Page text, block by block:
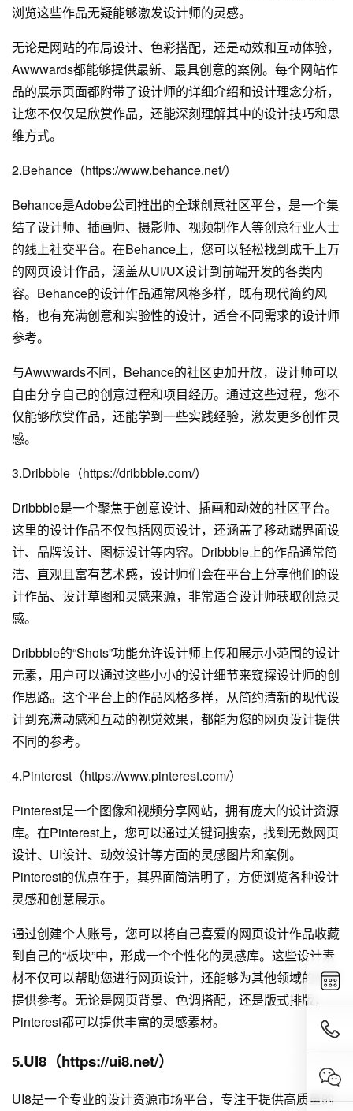
浏览这些作品无疑能够激发设计师的灵感。
无论是网站的布局设计、色彩搭配，还是动效和互动体验，
Awwwards都能够提供最新、最具创意的案例。每个网站作
品的展示页面都附带了设计师的详细介绍和设计理念分析，
让您不仅仅是欣赏作品，还能深刻理解其中的设计技巧和思
维方式。
2.Behance（https://www.behance.net/）
Behance是Adobe公司推出的全球创意社区平台，是一个集
结了设计师、插画师、摄影师、视频制作人等创意行业人士
的线上社交平台。在Behance上，您可以轻松找到成千上万
的网页设计作品，涵盖从UI/UX设计到前端开发的各类内
容。Behance的设计作品通常风格多样，既有现代简约风
格，也有充满创意和实验性的设计，适合不同需求的设计师
参考。
与Awwwards不同，Behance的社区更加开放，设计师可以
自由分享自己的创意过程和项目经历。通过这些过程，您不
仅能够欣赏作品，还能学到一些实践经验，激发更多创作灵
感。
3.Dribbble（https://dribbble.com/）
Dribbble是一个聚焦于创意设计、插画和动效的社区平台。
这里的设计作品不仅包括网页设计，还涵盖了移动端界面设
计、品牌设计、图标设计等内容。Dribbble上的作品通常简
洁、直观且富有艺术感，设计师们会在平台上分享他们的设
计作品、设计草图和灵感来源，非常适合设计师获取创意灵
感。
Dribbble的“Shots”功能允许设计师上传和展示小范围的设计
元素，用户可以通过这些小小的设计细节来窥探设计师的创
作思路。这个平台上的作品风格多样，从简约清新的现代设
计到充满动感和互动的视觉效果，都能为您的网页设计提供
不同的参考。
4.Pinterest（https://www.pinterest.com/）
Pinterest是一个图像和视频分享网站，拥有庞大的设计资源
库。在Pinterest上，您可以通过关键词搜索，找到无数网页
设计、UI设计、动效设计等方面的灵感图片和案例。
Pinterest的优点在于，其界面简洁明了，方便浏览各种设计
灵感和创意展示。
通过创建个人账号，您可以将自己喜爱的网页设计作品收藏
到自己的“板块”中，形成一个个性化的灵感库。这些设计素
材不仅可以帮助您进行网页设计，还能够为其他领域的创作
提供参考。无论是网页背景、色调搭配，还是版式排版，
Pinterest都可以提供丰富的灵感素材。
5.UI8（https://ui8.net/）
UI8是一个专业的设计资源市场平台，专注于提供高质量的